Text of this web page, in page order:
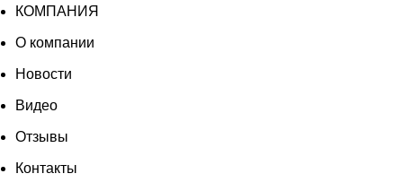
КОМПАНИЯ
О компании
Новости
Видео
Отзывы
Контакты